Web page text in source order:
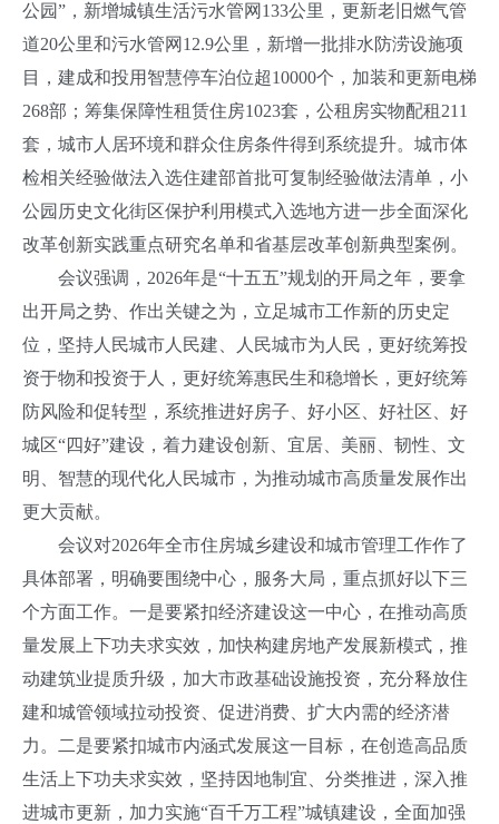
公园”，新增城镇生活污水管网133公里，更新老旧燃气管
道20公里和污水管网12.9公里，新增一批排水防涝设施项
目，建成和投用智慧停车泊位超10000个，加装和更新电梯
268部；筹集保障性租赁住房1023套，公租房实物配租211
套，城市人居环境和群众住房条件得到系统提升。城市体
检相关经验做法入选住建部首批可复制经验做法清单，小
公园历史文化街区保护利用模式入选地方进一步全面深化
改革创新实践重点研究名单和省基层改革创新典型案例。
会议强调，2026年是“十五五”规划的开局之年，要拿
出开局之势、作出关键之为，立足城市工作新的历史定
位，坚持人民城市人民建、人民城市为人民，更好统筹投
资于物和投资于人，更好统筹惠民生和稳增长，更好统筹
防风险和促转型，系统推进好房子、好小区、好社区、好
城区“四好”建设，着力建设创新、宜居、美丽、韧性、文
明、智慧的现代化人民城市，为推动城市高质量发展作出
更大贡献。
会议对2026年全市住房城乡建设和城市管理工作作了
具体部署，明确要围绕中心，服务大局，重点抓好以下三
个方面工作。一是要紧扣经济建设这一中心，在推动高质
量发展上下功夫求实效，加快构建房地产发展新模式，推
动建筑业提质升级，加大市政基础设施投资，充分释放住
建和城管领域拉动投资、促进消费、扩大内需的经济潜
力。二是要紧扣城市内涵式发展这一目标，在创造高品质
生活上下功夫求实效，坚持因地制宜、分类推进，深入推
进城市更新，加力实施“百千万工程”城镇建设，全面加强